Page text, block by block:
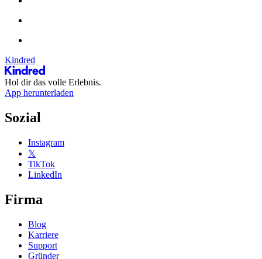
Kindred
Hol dir das volle Erlebnis.
App herunterladen
Sozial
Instagram
𝕏
TikTok
LinkedIn
Firma
Blog
Karriere
Support
Gründer